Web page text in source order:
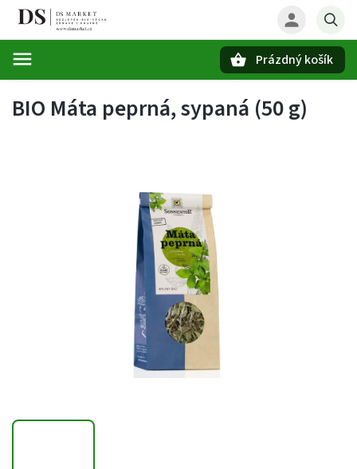
Prázdný košík
BIO Máta peprná, sypaná (50 g)